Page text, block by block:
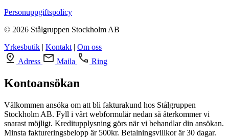
Personuppgiftspolicy
© 2026 Stålgruppen Stockholm AB
Yrkesbutik | Kontakt | Om oss
Adress
Maila Ring
Kontoansökan
Välkommen ansöka om att bli fakturakund hos Stålgruppen
Stockholm AB. Fyll i vårt webformulär nedan så återkommer vi
snarast möjligt. Kreditupplysning görs när vi behandlar din ansökan.
Minsta faktureringsbelopp är 500kr. Betalningsvillkor är 30 dagar.